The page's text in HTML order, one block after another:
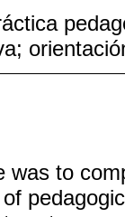
was to